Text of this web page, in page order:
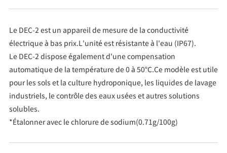
Le DEC-2 est un appareil de mesure de la conductivité
électrique à bas prix.L'unité est résistante à l'eau (IP67).
Le DEC-2 dispose également d'une compensation
automatique de la température de 0 à 50℃.Ce modèle est utile
pour les sols et la culture hydroponique, les liquides de lavage
industriels, le contrôle des eaux usées et autres solutions
solubles.
*Étalonner avec le chlorure de sodium(0.71g/100g)